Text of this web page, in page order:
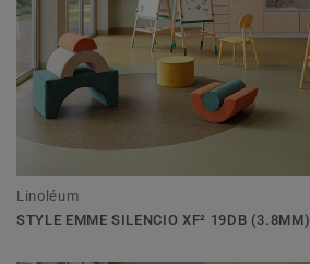
Linoléum
STYLE EMME SILENCIO XF² 19DB (3.8MM)